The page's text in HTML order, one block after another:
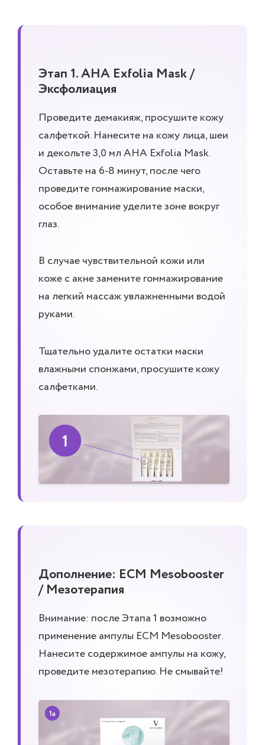
Этап 1. AHA Exfolia Mask /
Эксфолиация
Проведите демакияж, просушите кожу
салфеткой. Нанесите на кожу лица, шеи
и декольте 3,0 мл AHA Exfolia Mask.
Оставьте на 6-8 минут, после чего
проведите гоммажирование маски,
особое внимание уделите зоне вокруг
глаз.
В случае чувствительной кожи или
коже с акне замените гоммажирование
на легкий массаж увлажненными водой
руками.
Тщательно удалите остатки маски
влажными спонжами, просушите кожу
салфетками.
Дополнение: ECM Mesobooster
/ Мезотерапия
Внимание: после Этапа 1 возможно
применение ампулы ECM Mesobooster.
Нанесите содержимое ампулы на кожу,
проведите мезотерапию. Не смывайте!